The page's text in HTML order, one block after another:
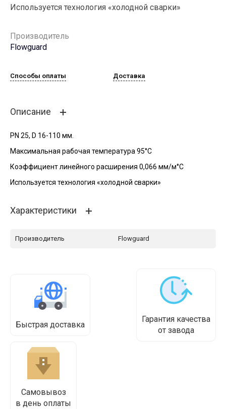
Используется технология «холодной сварки»
Производитель
Flowguard
Способы оплаты Доставка
Описание
PN 25, D 16-110 мм.
Максимальная рабочая температура 95°С
Коэффициент линейного расширения 0,066 мм/м°С
Используется технология «холодной сварки»
Характеристики
Производитель Flowguard
Быстрая доставка
Гарантия качества
от завода
Самовывоз
в день оплаты